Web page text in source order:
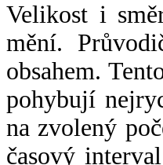
Velikost i
mění.
obsahem.
pohybují
na zvolený
časový